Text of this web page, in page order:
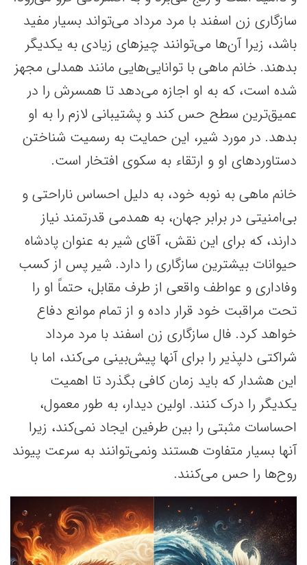
سازگاری زن اسفند با مرد مرداد می‌تواند بسیار مفید
باشد، زیرا آن‌ها می‌توانند چیزهای زیادی به یکدیگر
بدهند. خانم ماهی با توانایی‌هایی مانند همدلی مجهز
شده است، که به او اجازه می‌دهد تا همسرش را در
عمیق‌ترین سطح حس کند و پشتیبانی لازم را به او
بدهد. در مورد شیر، این حمایت به رسمیت شناختن
دستاوردهای او و ارتقاء به سکوی افتخار است.
خانم ماهی‌ به نوبه خود، به دلیل احساس ناراحتی و
بی‌امنیتی در برابر جهان، به همدمی قدرتمند نیاز
دارند، که برای این نقش، آقای شیر به عنوان پادشاه
حیوانات بیشترین سازگاری را دارد. شیر پس از کسب
وفاداری و عواطف واقعی از طرف مقابل، حتماً او را
تحت مراقبت خود قرار داده و از تمام موانع دفاع
خواهد کرد. فال سازگاری زن اسفند با مرد مرداد
شراکتی دلپذیر را برای آنها پیش‌بینی می‌کند، اما با
این هشدار که باید زمان کافی بگذرد تا اهمیت
یکدیگر را درک کنند. اولین دیدار، به طور معمول،
احساسات مثبتی را بین طرفین ایجاد نمی‌کند، زیرا
آنها بسیار متفاوت هستند ونمی‌توانند به سرعت پیوند
روح‌ها را حس می‌کنند.